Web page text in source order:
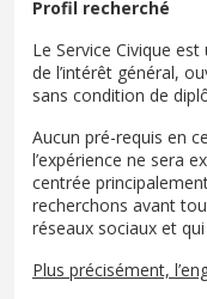
Profil recherché
Le Service Civique
de l’intérêt général,
sans condition de
Aucun pré-requis en
l’expérience ne sera
centrée
recherchons avant
réseaux sociaux et
Plus précisément,